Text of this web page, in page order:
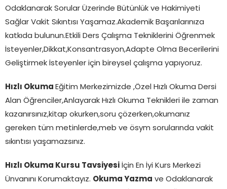
Odaklanarak Sorular Üzerinde Bütünlük ve Hakimiyeti
Sağlar Vakit Sıkıntısı Yaşamaz.Akademik Başarılarınıza
katkıda bulunun.Etkili Ders Çalışma Tekniklerini Öğrenmek
İsteyenler,Dikkat,Konsantrasyon,Adapte Olma Becerilerini
Geliştirmek İsteyenler için bireysel çalışma yapıyoruz.
Hızlı Okuma Eğitim Merkezimizde ,Özel Hızlı Okuma Dersi
Alan Öğrenciler,Anlayarak Hızlı Okuma Teknikleri ile zaman
kazanırsınız,kitap okurken,soru çözerken,okumanız
gereken tüm metinlerde,meb ve ösym sorularında vakit
sıkıntısı yaşamazsınız.
Hızlı Okuma Kursu Tavsiyesi İçin En İyi Kurs Merkezi
Ünvanını Korumaktayız. Okuma Yazma ve Odaklanarak